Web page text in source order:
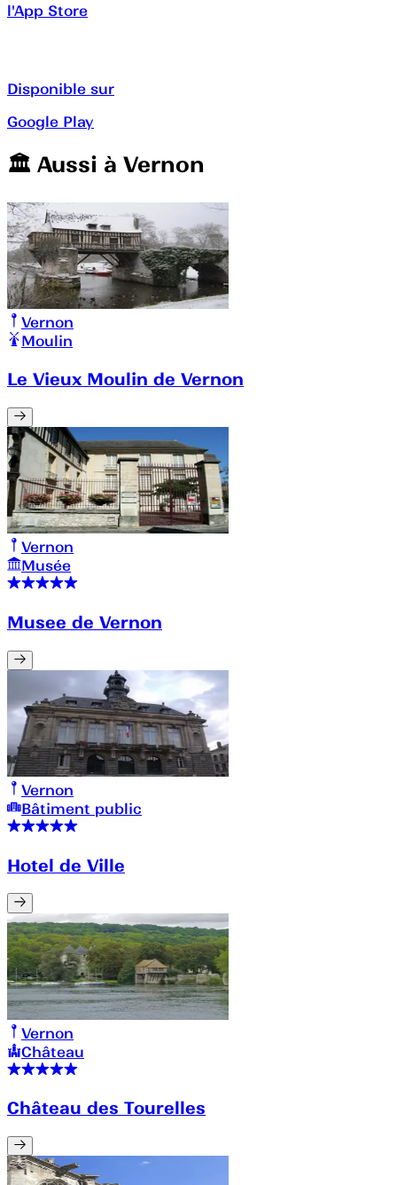
l'App Store
Disponible sur
Google Play
🏛️️ Aussi à Vernon
Vernon
Moulin
Le Vieux Moulin de Vernon
Vernon
Musée
Musee de Vernon
Vernon
Bâtiment public
Hotel de Ville
Vernon
Château
Château des Tourelles